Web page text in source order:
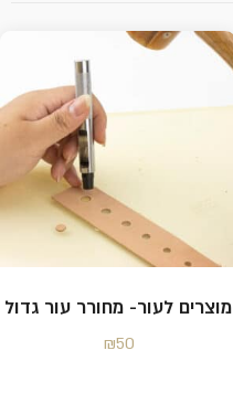
מוצרים לעור- מחורר עור גדול
₪50